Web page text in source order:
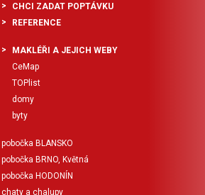
CHCI ZADAT POPTÁVKU
REFERENCE
MAKLÉŘI A JEJICH WEBY
CeMap
TOPlist
domy
byty
pobočka BLANSKO
pobočka BRNO, Květná
pobočka HODONÍN
chaty a chalupy